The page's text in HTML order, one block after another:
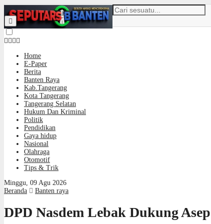
Home
E-Paper
Berita
Banten Raya
Kab.Tangerang
Kota Tangerang
Tangerang Selatan
Hukum Dan Kriminal
Politik
Pendidikan
Gaya hidup
Nasional
Olahraga
Otomotif
Tips & Trik
Minggu, 09 Agu 2026
Beranda
Banten raya
DPD Nasdem Lebak Dukung